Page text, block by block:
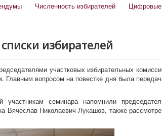
Численность избирателей
избирателей
участковых избирательных
Главным вопросом на повестке дня была
семинара напомнили
Вячеслав Николаевич Лукашов, также